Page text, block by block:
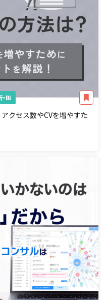
BI
クセス数やCVを増やすた